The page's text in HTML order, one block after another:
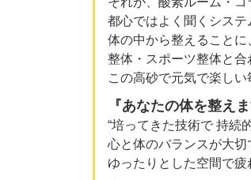
都心ではよく聞くシステ
体の中から整えること
整体・スポーツ整体と合
この高砂で元気で楽し
『あなたの体を整えま
“培ってきた技術で 持続
心と体のバランスが大切
ゆったりとした空間で